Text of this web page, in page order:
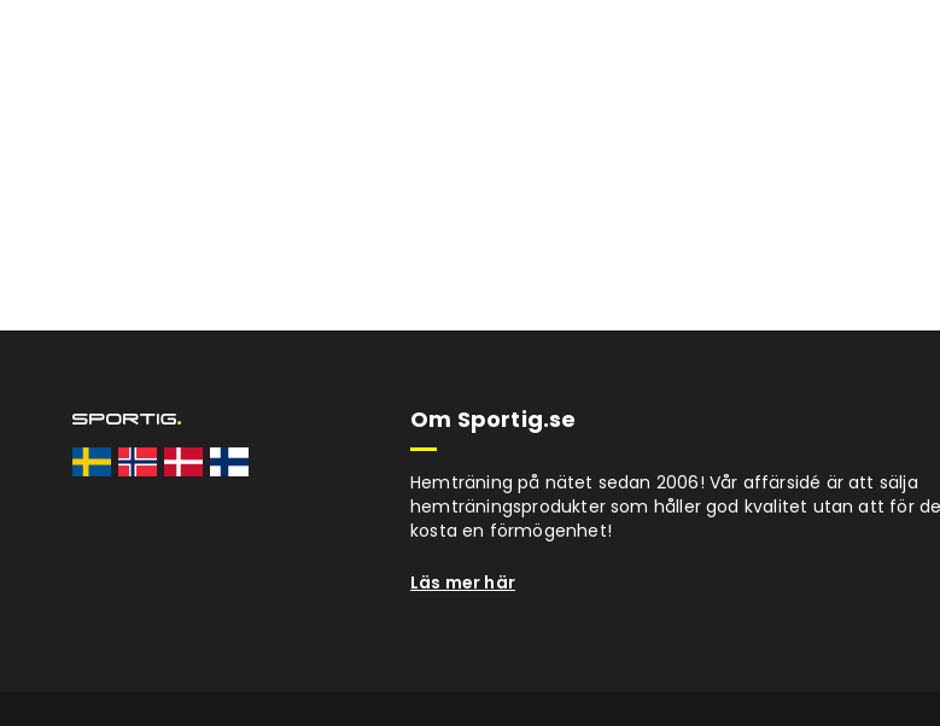
Om Sportig.se
Hemträning på nätet sedan 2006! Vår affärsidé är att sälja
hemträningsprodukter som håller god kvalitet utan att för
kosta en förmögenhet!
Läs mer här